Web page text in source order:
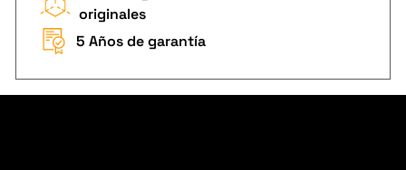
originales
5 Años de garantía